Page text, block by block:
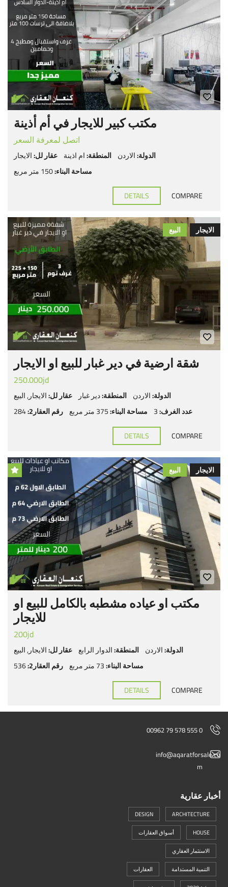
مكتب كبير للايجار في أم أذينة
اتصل لمعرفة السعر
الدولة:الاردن المنطقة:ام اذينة عقار لل:الايجار
مساحة البناء:150 متر مربع
COMPARE
DETAILS
الايجار البيع
شقة ارضية في دير غبار للبيع او الايجار
250.000jd
الدولة:الاردن المنطقة:دير غبار عقار لل:الايجار,البيع
عدد الغرف:3 مساحة البناء:375 متر مربع رقم العقار2: 284
COMPARE
DETAILS
الايجار البيع
مكتب او عياده مشطبه بالكامل للبيع او
للايجار
200jd
الدولة:الاردن المنطقة:الدوار الرابع عقار لل:الايجار,البيع
مساحة البناء:73 متر مربع رقم العقار2: 536
COMPARE
DETAILS
00962 79 578 555 0
info@aqaratforsale.co
m
أخبار عقارية
ARCHITECTURE
DESIGN
HOUSE
أسواق العقارات
الاستثمار العقاري
التنمية المستدامة
العقارات